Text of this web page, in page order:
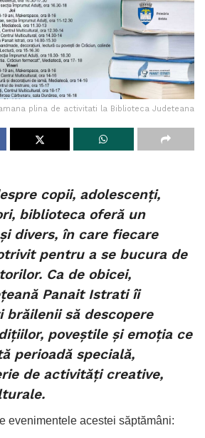
plina de activitati la Biblioteca Judeteana
copii, adolescenți,
biblioteca oferă un
divers, în care fiecare
pentru a se bucura de
Ca de obicei,
Panait Istrati îi
brăilenii să descopere
poveștile și emoția ce
perioadă specială,
de activități creative,
evenimentele acestei săptămâni: